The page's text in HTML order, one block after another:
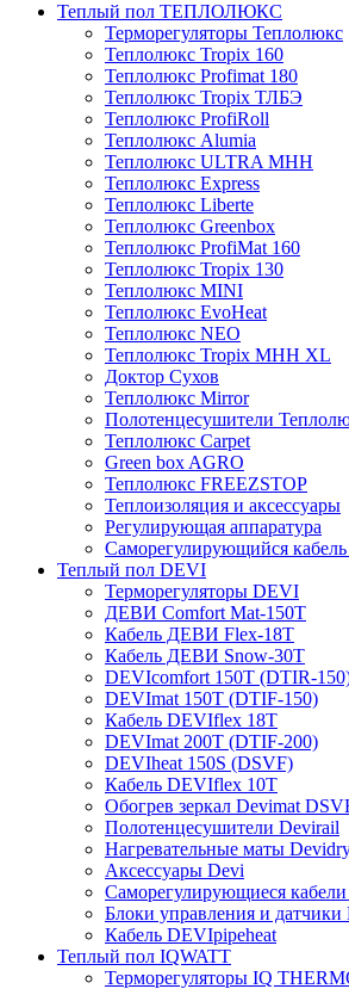
Теплый пол ТЕПЛОЛЮКС
Терморегуляторы Теплолюкс
Теплолюкс Tropix 160
Теплолюкс Profimat 180
Теплолюкс Tropix ТЛБЭ
Теплолюкс ProfiRoll
Теплолюкс Alumia
Теплолюкс ULTRA МНН
Теплолюкс Express
Теплолюкс Liberte
Теплолюкс Greenbox
Теплолюкс ProfiMat 160
Теплолюкс Tropix 130
Теплолюкс MINI
Теплолюкс EvoHeat
Теплолюкс NEO
Теплолюкс Tropix МНН XL
Доктор Сухов
Теплолюкс Mirror
Полотенцесушители
Теплолюкс Carpet
Green box AGRO
Теплолюкс FREEZSTOP
Теплоизоляция и аксессуары
Регулирующая аппаратура
Cаморегулирующийся кабель
Теплый пол DEVI
Терморегуляторы DEVI
ДЕВИ Comfort Mat-150T
Кабель ДЕВИ Flex-18T
Кабель ДЕВИ Snow-30T
DEVIcomfort 150T (DTIR-
DEVImat 150T (DTIF-150)
Кабель DEVIflex 18T
DEVImat 200T (DTIF-200)
DEVIheat 150S (DSVF)
Кабель DEVIflex 10T
Обогрев зеркал Devimat
Полотенцесушители Devirail
Нагревательные маты
Аксессуары Devi
Саморегулирующиеся
Блоки управления и
Кабель DEVIpipeheat
Теплый пол IQWATT
Терморегуляторы IQ